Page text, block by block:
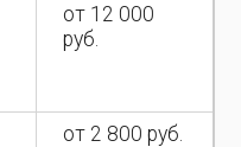
от 12 000
руб.
от 2 800 руб.